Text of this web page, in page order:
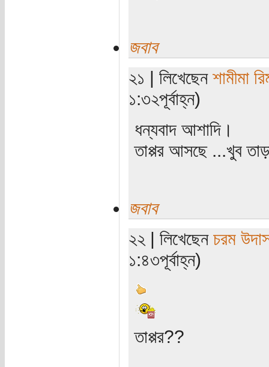
জবাব
২১ | লিখেছেন শামীমা
১:৩২পূর্বাহ্ন)
ধন্যবাদ আশাদি।
তাপ্পর আসছে ...খুব
জবাব
২২ | লিখেছেন চরম
১:৪৩পূর্বাহ্ন)
তাপ্পর??